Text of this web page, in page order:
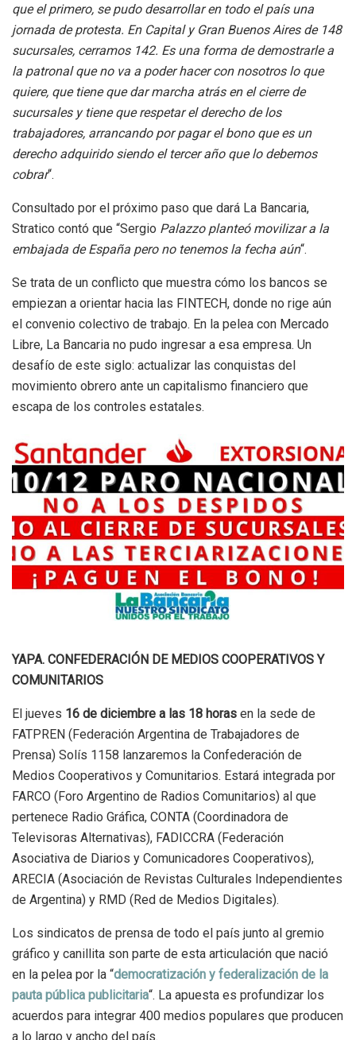
que el primero, se pudo desarrollar en todo el país una
jornada de protesta. En Capital y Gran Buenos Aires de 148
sucursales, cerramos 142. Es una forma de demostrarle a
la patronal que no va a poder hacer con nosotros lo que
quiere, que tiene que dar marcha atrás en el cierre de
sucursales y tiene que respetar el derecho de los
trabajadores, arrancando por pagar el bono que es un
derecho adquirido siendo el tercer año que lo debemos
cobrar“.
Consultado por el próximo paso que dará La Bancaria,
Stratico contó que “Sergio Palazzo planteó movilizar a la
embajada de España pero no tenemos la fecha aún“.
Se trata de un conflicto que muestra cómo los bancos se
empiezan a orientar hacia las FINTECH, donde no rige aún
el convenio colectivo de trabajo. En la pelea con Mercado
Libre, La Bancaria no pudo ingresar a esa empresa. Un
desafío de este siglo: actualizar las conquistas del
movimiento obrero ante un capitalismo financiero que
escapa de los controles estatales.
YAPA. CONFEDERACIÓN DE MEDIOS COOPERATIVOS Y
COMUNITARIOS
El jueves 16 de diciembre a las 18 horas en la sede de
FATPREN (Federación Argentina de Trabajadores de
Prensa) Solís 1158 lanzaremos la Confederación de
Medios Cooperativos y Comunitarios. Estará integrada por
FARCO (Foro Argentino de Radios Comunitarios) al que
pertenece Radio Gráfica, CONTA (Coordinadora de
Televisoras Alternativas), FADICCRA (Federación
Asociativa de Diarios y Comunicadores Cooperativos),
ARECIA (Asociación de Revistas Culturales Independientes
de Argentina) y RMD (Red de Medios Digitales).
Los sindicatos de prensa de todo el país junto al gremio
gráfico y canillita son parte de esta articulación que nació
en la pelea por la “democratización y federalización de la
pauta pública publicitaria“. La apuesta es profundizar los
acuerdos para integrar 400 medios populares que producen
a lo largo y ancho del país.